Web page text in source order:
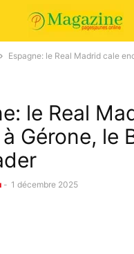
Espagne: le Real Madrid cale
le Real
Gérone, le
- 1 décembre 2025